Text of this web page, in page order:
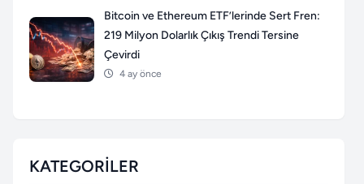
Bitcoin ve Ethereum ETF’lerinde Sert Fren:
219 Milyon Dolarlık Çıkış Trendi Tersine
Çevirdi
4 ay önce
KATEGORILER